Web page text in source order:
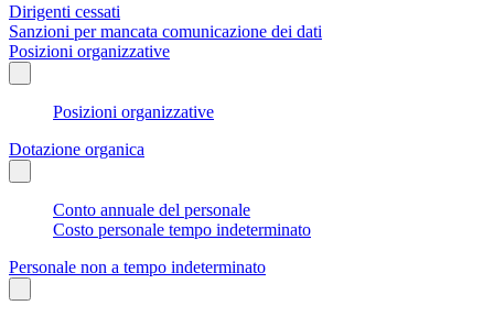
Dirigenti cessati
Sanzioni per mancata comunicazione dei dati
Posizioni organizzative
Posizioni organizzative
Dotazione organica
Conto annuale del personale
Costo personale tempo indeterminato
Personale non a tempo indeterminato